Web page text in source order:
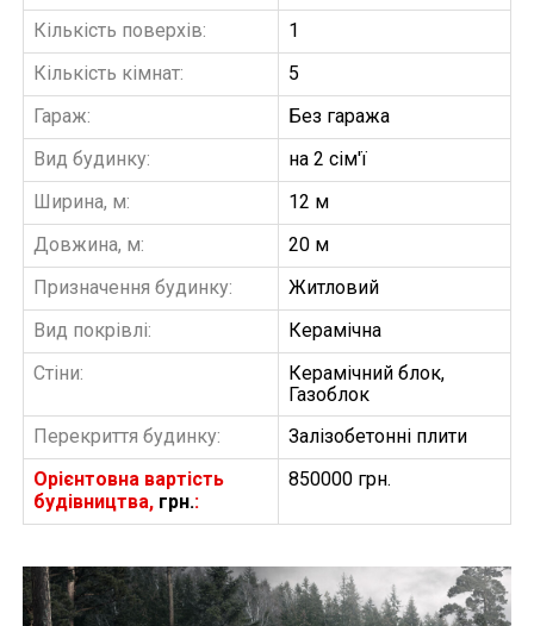
Кількість поверхів:
1
Кількість кімнат:
5
Гараж:
Без гаража
Вид будинку:
на 2 сім'ї
Ширина, м:
12 м
Довжина, м:
20 м
Призначення будинку:
Житловий
Вид покрівлі:
Керамічна
Стіни:
Керамічний блок,
Газоблок
Перекриття будинку:
Залізобетонні плити
Орієнтовна вартість
будівництва, грн.:
850000 грн.